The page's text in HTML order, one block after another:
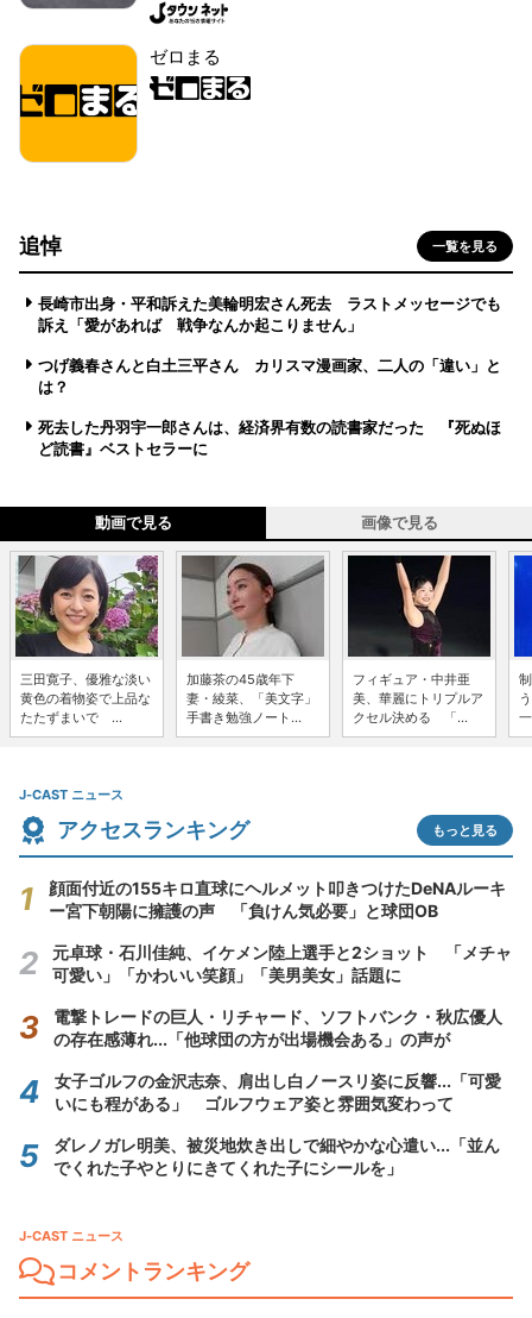
ゼロまる
追悼 一覧を見る
長崎市出身・平和訴えた美輪明宏さん死去 ラストメッセージでも
訴え「愛があれば 戦争なんか起こりません」
つげ義春さんと白土三平さん カリスマ漫画家、二人の「違い」と
は？
死去した丹羽宇一郎さんは、経済界有数の読書家だった 『死ぬほ
ど読書』ベストセラーに
動画で見る 画像で見る
三田寛子、優雅な淡い
黄色の着物姿で上品な
たたずまいで ...
加藤茶の45歳年下
妻・綾菜、「美文字」
手書き勉強ノート...
フィギュア・中井亜
美、華麗にトリプルア
クセル決める 「...
J-CAST ニュース
アクセスランキング もっと見る
顔面付近の155キロ直球にヘルメット叩きつけたDeNAルーキ
ー宮下朝陽に擁護の声 「負けん気必要」と球団OB
元卓球・石川佳純、イケメン陸上選手と2ショット 「メチャ
可愛い」「かわいい笑顔」「美男美女」話題に
電撃トレードの巨人・リチャード、ソフトバンク・秋広優人
の存在感薄れ...「他球団の方が出場機会ある」の声が
女子ゴルフの金沢志奈、肩出し白ノースリ姿に反響...「可愛
いにも程がある」 ゴルフウェア姿と雰囲気変わって
ダレノガレ明美、被災地炊き出しで細やかな心遣い...「並ん
でくれた子やとりにきてくれた子にシールを」
J-CAST ニュース
コメントランキング